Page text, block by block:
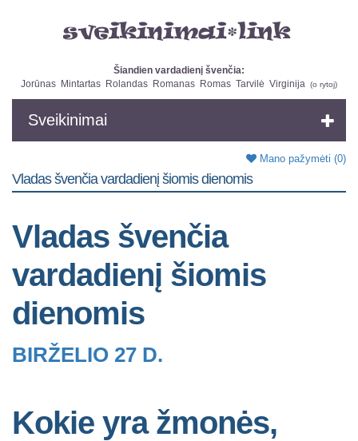
Šiandien vardadienį švenčia:
Jorūnas Mintartas Rolandas Romanas Romas Tarvilė Virginija (o rytoj)
Sveikinimai
Mano pažymėti (0)
Vladas švenčia vardadienį šiomis dienomis
Vladas švenčia
vardadienį šiomis
dienomis
BIRŽELIO 27 D.
Kokie yra žmonės,